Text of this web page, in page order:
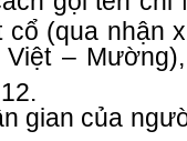
cổ (qua nhận
–
gian của